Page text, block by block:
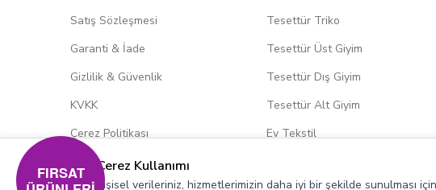
Satış Sözleşmesi
Garanti & İade
Gizlilik & Güvenlik
KVKK
Çerez Politikası
Tesettür Triko
Tesettür Üst Giyim
Tesettür Dış Giyim
Tesettür Alt Giyim
Ev Tekstil
Çerez Kullanımı
Kişisel verileriniz, hizmetlerimizin daha iyi bir şekilde sunulması
FIRSAT